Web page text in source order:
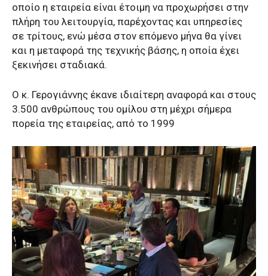
οποίο η εταιρεία είναι έτοιμη να προχωρήσει στην
πλήρη του λειτουργία, παρέχοντας και υπηρεσίες
σε τρίτους, ενώ μέσα στον επόμενο μήνα θα γίνει
και η μεταφορά της τεχνικής βάσης, η οποία έχει
ξεκινήσει σταδιακά.
Ο κ. Γερογιάννης έκανε ιδιαίτερη αναφορά και στους
3.500 ανθρώπους του ομίλου στη μέχρι σήμερα
πορεία της εταιρείας, από το 1999